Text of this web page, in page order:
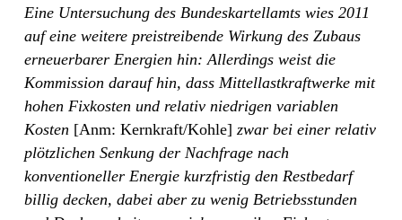
Eine Untersuchung des Bundeskartellamts wies 2011
auf eine weitere preistreibende Wirkung des Zubaus
erneuerbarer Energien hin: Allerdings weist die
Kommission darauf hin, dass Mittellastkraftwerke mit
hohen Fixkosten und relativ niedrigen variablen
Kosten [Anm: Kernkraft/Kohle] zwar bei einer relativ
plötzlichen Senkung der Nachfrage nach
konventioneller Energie kurzfristig den Restbedarf
billig decken, dabei aber zu wenig Betriebsstunden